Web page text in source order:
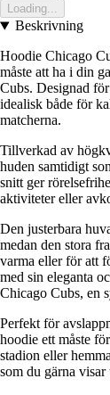
Loading...
Beskrivning
Hoodie Chicago
måste att ha i din
Cubs. Designad
idealisk både för
matcherna.
Tillverkad av
huden samtidigt
snitt ger
aktiviteter eller
Den justerbara
medan den stora
varma eller för att
med sin eleganta
Chicago Cubs, en
Perfekt för
hoodie ett måste
stadion eller
som du gärna visar